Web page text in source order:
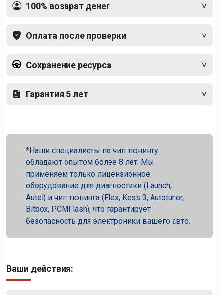
100% возврат денег
Оплата после проверки
Сохранение ресурса
Гарантия 5 лет
Наши специалисты по чип тюнингу
обладают опытом более 8 лет. Мы
применяем только лицензионное
оборудование для диагностики (Launch,
Autel) и чип тюнинга (Flex, Kess 3, Autotuner,
Bitbox, PCMFlash), что гарантирует
безопасность для электроники вашего авто.
Ваши действия: